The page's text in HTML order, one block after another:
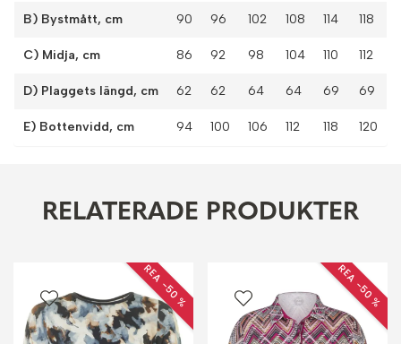
B) Bystmått, cm 90 96 102 108 114 118
C) Midja, cm 86 92 98 104 110 112
D) Plaggets längd, cm 62 62 64 64 69 69
E) Bottenvidd, cm 94 100 106 112 118 120
RELATERADE PRODUKTER
REA −50 % REA −50 %